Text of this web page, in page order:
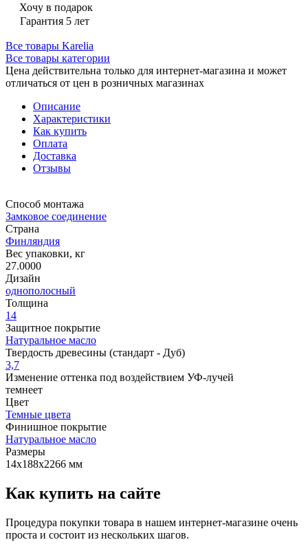
Хочу в подарок
Гарантия 5 лет
Все товары Karelia
Все товары категории
Цена действительна только для интернет-магазина и может
отличаться от цен в розничных магазинах
Описание
Характеристики
Как купить
Оплата
Доставка
Отзывы
Способ монтажа
Замковое соединение
Страна
Финляндия
Вес упаковки, кг
27.0000
Дизайн
однополосный
Толщина
14
Защитное покрытие
Натуральное масло
Твердость древесины (стандарт - Дуб)
3,7
Изменение оттенка под воздействием УФ-лучей
темнеет
Цвет
Темные цвета
Финишное покрытие
Натуральное масло
Размеры
14x188x2266 мм
Как купить на сайте
Процедура покупки товара в нашем интернет-магазине очень
проста и состоит из нескольких шагов.